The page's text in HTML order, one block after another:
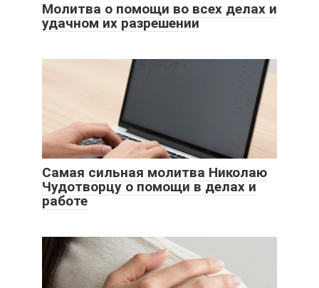
Молитва о помощи во всех делах и
удачном их разрешении
Самая сильная молитва Николаю
Чудотворцу о помощи в делах и
работе